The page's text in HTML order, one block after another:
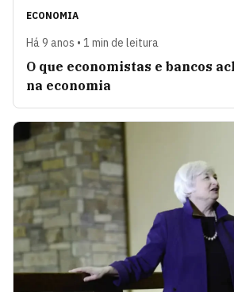
ECONOMIA
Há 9 anos • 1 min de leitura
O que economistas e bancos
na economia